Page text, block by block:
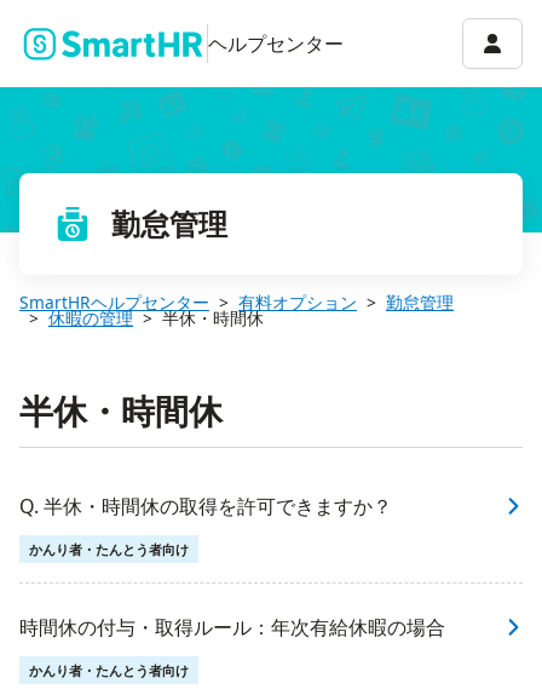
ヘルプセンター アカ
勤怠管理
SmartHRヘルプセンター 有料オプション 勤怠管理
休暇の管理 半休・時間休
半休・時間休
Q. 半休・時間休の取得を許可できますか？
かんり者・たんとう者向け
時間休の付与・取得ルール：年次有給休暇の場合
かんり者・たんとう者向け